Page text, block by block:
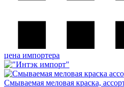
цена импортера
Смываемая меловая краска,